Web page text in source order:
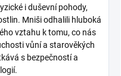
i duševní pohody,
Mniši odhalili hluboká
vztahu k tomu, co nás
vůní a starověkých
s bezpečností a